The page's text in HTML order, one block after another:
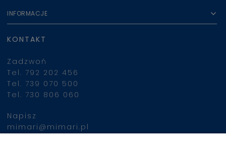
INFORMACJE
KONTAKT
Zadzwoń
Tel. 792 202 456
Tel. 739 070 500
Tel. 730 806 060
Napisz
mimari@mimari.pl